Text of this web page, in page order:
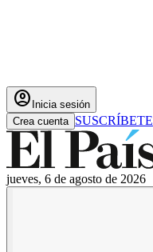
account_circle Inicia sesión
Crea cuenta SUSCRÍBETE
jueves, 6 de agosto de 2026